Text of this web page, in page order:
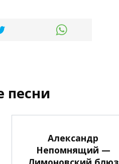
песни
Александр
Непомнящий —